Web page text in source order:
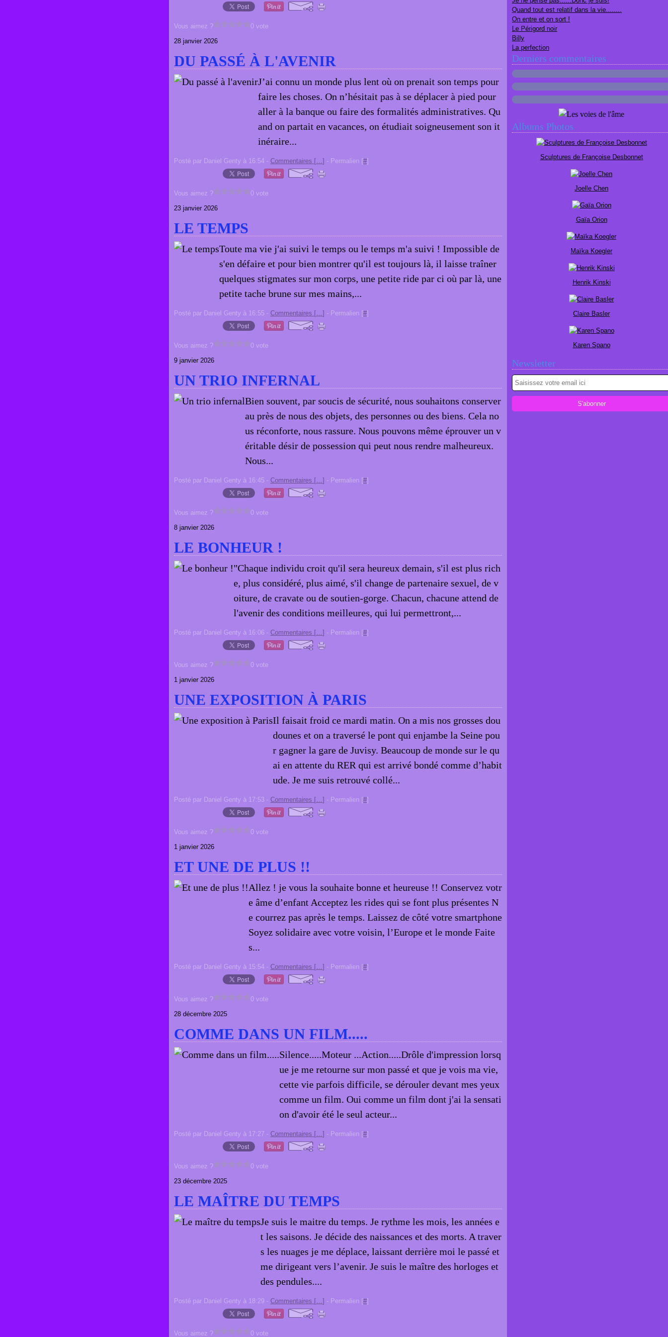
Vous aimez ?
0 vote
28 janvier 2026
DU PASSÉ À L'AVENIR
J’ai connu un monde plus lent où on prenait son temps pour
faire les choses. On n’hésitait pas à se déplacer à pied pour
aller à la banque ou faire des formalités administratives. Qu
and on partait en vacances, on étudiait soigneusement son it
inéraire...
Posté par Daniel Genty à 16:54 - Commentaires […] - Permalien [#]
Vous aimez ?
0 vote
23 janvier 2026
LE TEMPS
Toute ma vie j'ai suivi le temps ou le temps m'a suivi ! Impossible de
s'en défaire et pour bien montrer qu'il est toujours là, il laisse traîner
quelques stigmates sur mon corps, une petite ride par ci où par là, une
petite tache brune sur mes mains,...
Posté par Daniel Genty à 16:55 - Commentaires […] - Permalien [#]
Vous aimez ?
0 vote
9 janvier 2026
UN TRIO INFERNAL
Bien souvent, par soucis de sécurité, nous souhaitons conserver
au près de nous des objets, des personnes ou des biens. Cela no
us réconforte, nous rassure. Nous pouvons même éprouver un v
éritable désir de possession qui peut nous rendre malheureux.
Nous...
Posté par Daniel Genty à 16:45 - Commentaires […] - Permalien [#]
Vous aimez ?
0 vote
8 janvier 2026
LE BONHEUR !
"Chaque individu croit qu'il sera heureux demain, s'il est plus rich
e, plus considéré, plus aimé, s'il change de partenaire sexuel, de v
oiture, de cravate ou de soutien-gorge. Chacun, chacune attend de
l'avenir des conditions meilleures, qui lui permettront,...
Posté par Daniel Genty à 16:06 - Commentaires […] - Permalien [#]
Vous aimez ?
0 vote
1 janvier 2026
UNE EXPOSITION À PARIS
Il faisait froid ce mardi matin. On a mis nos grosses dou
dounes et on a traversé le pont qui enjambe la Seine pou
r gagner la gare de Juvisy. Beaucoup de monde sur le qu
ai en attente du RER qui est arrivé bondé comme d’habit
ude. Je me suis retrouvé collé...
Posté par Daniel Genty à 17:53 - Commentaires […] - Permalien [#]
Vous aimez ?
0 vote
1 janvier 2026
ET UNE DE PLUS !!
Allez ! je vous la souhaite bonne et heureuse !! Conservez votr
e âme d’enfant Acceptez les rides qui se font plus présentes N
e courrez pas après le temps. Laissez de côté votre smartphone
Soyez solidaire avec votre voisin, l’Europe et le monde Faite
s...
Posté par Daniel Genty à 15:54 - Commentaires […] - Permalien [#]
Vous aimez ?
0 vote
28 décembre 2025
COMME DANS UN FILM.....
Silence.....Moteur ...Action.....Drôle d'impression lorsq
ue je me retourne sur mon passé et que je vois ma vie,
cette vie parfois difficile, se dérouler devant mes yeux
comme un film. Oui comme un film dont j'ai la sensati
on d'avoir été le seul acteur...
Posté par Daniel Genty à 17:27 - Commentaires […] - Permalien [#]
Vous aimez ?
0 vote
23 décembre 2025
LE MAÎTRE DU TEMPS
Je suis le maitre du temps. Je rythme les mois, les années e
t les saisons. Je décide des naissances et des morts. A traver
s les nuages je me déplace, laissant derrière moi le passé et
me dirigeant vers l’avenir. Je suis le maître des horloges et
des pendules....
Posté par Daniel Genty à 18:29 - Commentaires […] - Permalien [#]
Vous aimez ? 0 vote
Quand tout est relatif dans la vie........
On entre et on sort !
Le Périgord noir
Billy
La perfection
Derniers commentaires
Albums Photos
Sculptures de Françoise Desbonnet
Joelle Chen
Gaïa Orion
Maïka Koegler
Henrik Kinski
Claire Basler
Karen Spano
Newsletter